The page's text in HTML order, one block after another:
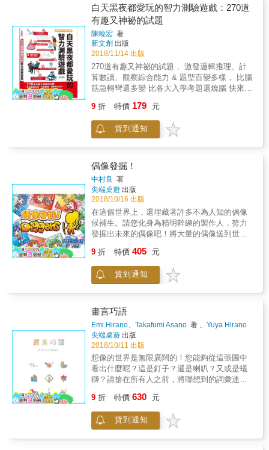
答 本書分為「多元智慧」、「開發思考」、
「探案遊戲」三大章節，共有280多道趣味遊
戲，使讀者的思考和智力能全方位提升。 每個
遊戲都附上答案和解題思路，令人知其然，更
知其所以然。 這些遊戲並不需要複雜的道具或
儀器，也不需要繁瑣的準備，只需要你動動腦
筋、擦亮眼睛，就能在生動有趣的謎題中突破
思考盲點，打破思維定式，激發大腦潛能；更
能進一步培養立體的空間想像能力、敏銳的觀
察能力、高速計算的能力、敏捷的邏輯思維能
會貫通，越玩越聰明！ 提升邏輯推理、計算數
讀、空間想像、綜合觀察能力， 讓你成為腦力
激盪的大贏家！ 本書特色 ★★題目類型多樣
思維的智力遊戲題，集科學性、遊戲性、趣味
性、百變性於一體，囊括圖形、找規律、數
獨、迷宮、逆向推導、偵探推理等多種題型。
能夠全方位提升觀察力、分析力、邏輯力、推
理力、判斷力、想像力、創造力、記憶力以及
思考力，充分發掘大腦潛力，越玩越聰明。
★★三大主題循序漸進，越玩越有成就感 全書
戲」三大章節，由淺入深，幫助讀者建立獨特
的思考和演算能力，並且學會全方位的觀察、
多層次的深度剖析，訓練出有條理的分析判讀
保證讓人愛不釋手，越玩越有成就感。 ★★題
型老少咸宜，能啟發全家人腦力的趣味闖關試
題 書中蒐羅的試題適合各種年齡層的人，更適
合親子共讀，能夠充分啟發孩子和青少年的智
力發展，中老年人也能透過書中試題的刺激，
充分活化腦部細胞，拒絕記憶力退化問題。不
分男女老少，全家人都可以藉由挑戰本書的題
目，啟發多元智能，突破固有的思維模式，提
升智力，享受滿滿的趣味性。 ★★圖文並茂，
題型，搭配多張圖片，能刺激視覺神經，啟發
觀察能力，其他類題型亦配有插圖，豐富版
型，增添閱讀樂趣，讓你不必花太多時間閱讀
白天黑夜都愛玩的智力測驗遊戲：270道
有趣又神祕的試題
陳曉宏 著
新文創 出版
2018/11/14 出版
270道有趣又神祕的試題， 激發邏輯推理、計
算數讀、觀察綜合能力 & 題型百變多樣， 比腦
筋急轉彎還多變 比各大入學考題還燒腦 快來挑
力嗎？一起來動腦吧！ 你將發現，變身超級金
頭腦原來這麼輕鬆！ 開啟屬於你的腦內風暴
270道精彩、有趣的智力測驗題， 全力引爆腦
的遊戲題目，集科學性、遊戲性、趣味性、百
變性於一體，囊括圖形、找規律、數獨、迷
宮、逆向推導、偵探推理等多種題型。 全書分
為觀察、計算、思維、推理、綜合五個部分，
前四個部分均針對不同的側重點有系統地訓練
各項能力，第五部分結合前四部分的能力再綜
合出題。 這些遊戲並不需要複雜的道具或儀
器，也不用繁瑣的準備，只要你動動腦筋、擦
亮眼睛，就能在生動有趣的謎題中突破思考盲
步培養敏銳的觀察能力、高速計算的能力、合
理的邏輯思維能力、嚴謹的推理分析能力，充
分將這些能力融會貫通，越玩越聰明！ 激發邏
贏在想得比別人快又對！ 本書特色 ★★題目類
型多樣化，全方位刺激大腦 本書中精選270道
拓展思維的智力遊戲題，集科學性、遊戲性、
趣味性、百變性於一體，囊括圖形、找規律、
數獨、迷宮、逆向推導、偵探推理等多種題
型。能夠全方位提升觀察力、分析力、邏輯
力、推理力、判斷力、想像力、創造力、記憶
明。 ★★五大主題循序漸進，越玩越有成就感
全書分為觀察、計算、思維、推理、綜合五個
部分，由淺入深，前四個部分針對不同的側重
9 折 特價 179 元
貨到通知
偶像發掘！
中村良 著
尖端桌遊 出版
2018/10/16 出版
在這個世界上，還埋藏著許多不為人知的偶像
候補生。請您化身為精明幹練的製作人，努力
發掘出未來的偶像吧！將大量的偶像送到世人
就只有您才能辦到！本遊戲是一款簡單易懂的
卡牌遊戲。每位玩家要做的事情，就是從疊放
的卡牌裡發掘偶像卡，爭取儘可能多的觀眾
遊戲人數：2-6遊戲時間：10-20分鐘年齡：6+
9 折 特價 405 元
貨到通知
畫言巧語
Emi Hirano、Takafumi Asano 著 、Yuya Hirano
著
尖端桌遊 出版
2018/10/11 出版
想像的世界是無限廣闊的！您能夠從這張圖中
看出什麼呢？這是釘子？還是喇叭？又或是蟻
獅？請搶在所有人之前，將聯想到的詞彙連接
光，連接上盡可能多的詞彙嗎？以巧方（圖
卡）聯想到的詞彙來展開文字接龍遊戲！能夠
搶先一步連接詞彙、得到最多分數的人即為勝
9 折 特價 630 元
貨到通知